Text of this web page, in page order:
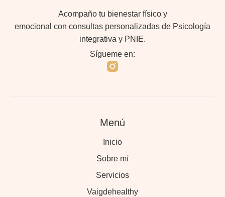
Acompaño tu bienestar físico y
emocional con consultas personalizadas de Psicología
integrativa y PNIE.
Sígueme en:
Menú
Inicio
Sobre mí
Servicios
Vaigdehealthy